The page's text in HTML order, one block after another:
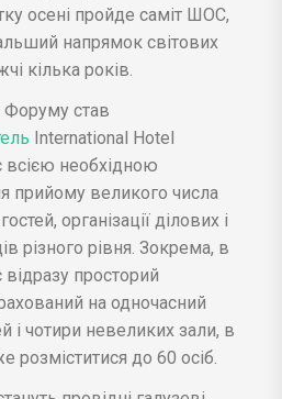
осені пройде саміт ШОС,
напрямок світових
кілька років.
став
International Hotel
всією необхідною
прийому великого числа
організації ділових і
різного рівня. Зокрема, в
відразу просторий
на одночасний
і чотири невеликих зали, в
до 60 осіб.